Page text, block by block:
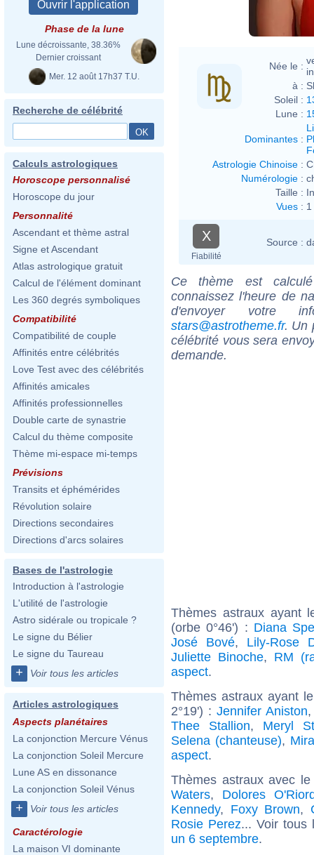
Phase de la lune
Lune décroissante, 38.36%
Dernier croissant
Mer. 12 août 17h37 T.U.
Recherche de célébrité
Calculs astrologiques
Horoscope personnalisé
Horoscope du jour
Personnalité
Ascendant et thème astral
Signe et Ascendant
Atlas astrologique gratuit
Calcul de l'élément dominant
Les 360 degrés symboliques
Compatibilité
Compatibilité de couple
Affinités entre célébrités
Love Test avec des célébrités
Affinités amicales
Affinités professionnelles
Double carte de synastrie
Calcul du thème composite
Thème mi-espace mi-temps
Prévisions
Transits et éphémérides
Révolution solaire
Directions secondaires
Directions d'arcs solaires
Bases de l'astrologie
Introduction à l'astrologie
L'utilité de l'astrologie
Astro sidérale ou tropicale ?
Le signe du Bélier
Le signe du Taureau
+ Voir tous les articles
Articles astrologiques
Aspects planétaires
La conjonction Mercure Vénus
La conjonction Soleil Mercure
Lune AS en dissonance
La conjonction Soleil Vénus
+ Voir tous les articles
Caractérologie
La maison VI dominante
Née le :
à :
Soleil :
Lune :
Dominantes :
Astrologie Chinoise :
Numérologie :
Taille :
Vues :
X
Fiabilité
Source :
Ce thème est
connaissez l'heure de
d'envoyer votre
stars@astrotheme.fr. Un
célébrité vous sera
demande.
Thèmes astraux ayant
(orbe 0°46') : Diana
José Bové, Lily-Rose
Juliette Binoche, RM
aspect.
Thèmes astraux ayant
2°19') :Jennifer Aniston
Thee Stallion, Meryl
Selena (chanteuse),
aspect.
Thèmes astraux avec
Waters, Dolores
Kennedy, Foxy Brown,
Rosie Perez... Voir
un 6 septembre.